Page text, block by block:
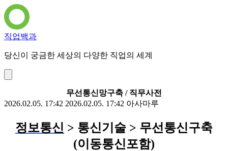
직업백과
당신이 궁금한 세상의 다양한 직업의 세계
무선통신망구축 / 직무사전
2026.02.05. 17:42 2026.02.05. 17:42 아사마루
정보통신 > 통신기술 > 무선통신구축
(이동통신포함)